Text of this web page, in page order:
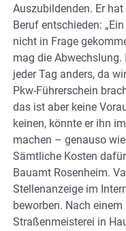
Auszubildenden. Er
Beruf entschieden:
nicht in Frage
mag die
jeder Tag anders, da
Pkw-Führerschein
das ist aber keine
keinen, könnte er ihn
machen – genauso
Sämtliche Kosten
Bauamt Rosenheim.
Stellenanzeige im
beworben. Nach
Straßenmeisterei in